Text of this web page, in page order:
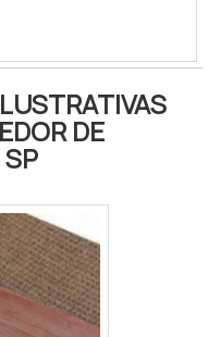
ou
das
as
perigo
marca
uma das
mais de
DE